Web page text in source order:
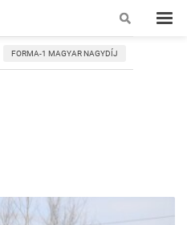
FORMA-1 MAGYAR NAGYDÍJ